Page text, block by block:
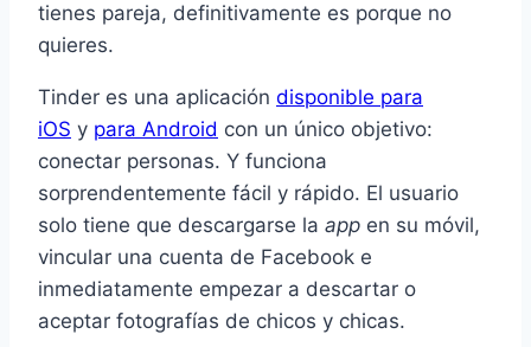
tienes pareja, definitivamente es porque no
quieres.
Tinder es una aplicación disponible para
iOS y para Android con un único objetivo:
conectar personas. Y funciona
sorprendentemente fácil y rápido. El usuario
solo tiene que descargarse la app en su móvil,
vincular una cuenta de Facebook e
inmediatamente empezar a descartar o
aceptar fotografías de chicos y chicas.